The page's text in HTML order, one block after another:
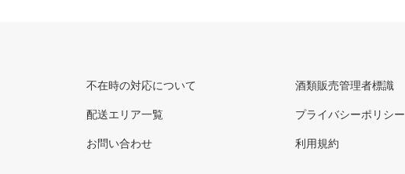
不在時の対応について
配送エリア一覧
お問い合わせ
酒類販売管理者標識
プライバシーポリシー
利用規約